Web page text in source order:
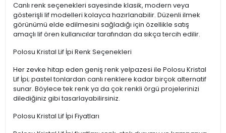
Canlı renk seçenekleri sayesinde klasik, modern veya
gösterişli lif modelleri kolayca hazırlanabilir. Düzenli ilmek
görünümü elde edilmesini sağladığı için özellikle satış
amaçlı lif ören kullanıcılar tarafından da sıkça tercih edilir.
Polosu Kristal Lif İpi Renk Seçenekleri
Her zevke hitap eden geniş renk yelpazesi ile Polosu Kristal
Lif İpi; pastel tonlardan canlı renklere kadar birçok alternatif
sunar. Böylece tek renk ya da çok renkli örgü projelerinizi
dilediğiniz gibi tasarlayabilirsiniz.
Polosu Kristal Lif İpi Fiyatları